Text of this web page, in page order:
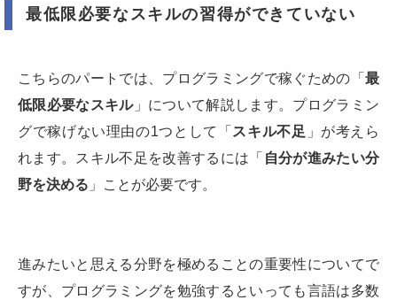
最低限必要なスキルの習得ができていない
こちらのパートでは、プログラミングで稼ぐための「 最
低限必要なスキル」について解説します。プログラミン
グで稼げない理由の1つとして「 スキル不足 」が考えら
れます。スキル不足を改善するには「 自分が進みたい分
野を決める 」ことが必要です。
進みたいと思える分野を極めることの重要性についてで
すが、プログラミングを勉強するといっても言語は多数